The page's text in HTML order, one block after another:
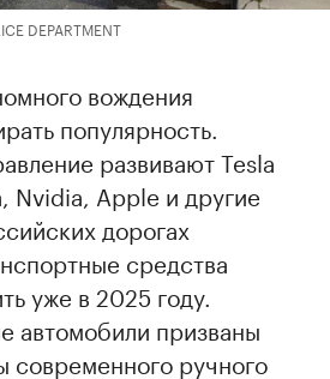
DEPARTMENT
вождения
популярность.
развивают Tesla
Nvidia, Apple и другие
дорогах
средства
уже в 2025 году.
автомобили призваны
ручного